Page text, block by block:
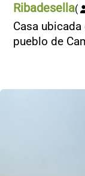
Ribadesella(
Casa
pueblo de